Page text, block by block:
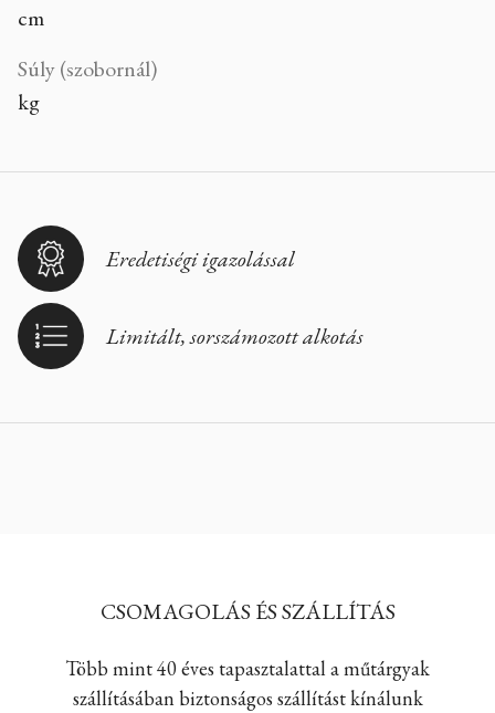
cm
Súly (szobornál)
kg
Eredetiségi igazolással
Limitált, sorszámozott alkotás
CSOMAGOLÁS ÉS SZÁLLÍTÁS
Több mint 40 éves tapasztalattal a műtárgyak
szállításában biztonságos szállítást kínálunk